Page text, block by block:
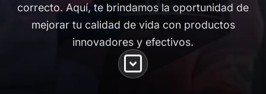
correcto. Aquí, te brindamos la oportunidad de
mejorar tu calidad de vida con productos
innovadores y efectivos.